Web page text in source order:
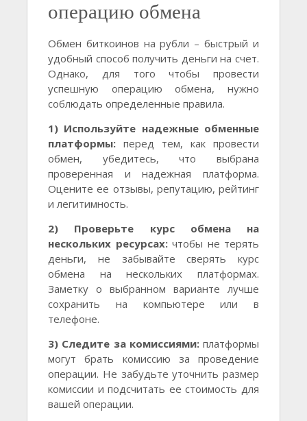
операцию обмена
Обмен биткоинов на рубли – быстрый и
удобный способ получить деньги на счет.
Однако, для того чтобы провести
успешную операцию обмена, нужно
соблюдать определенные правила.
1) Используйте надежные обменные
платформы: перед тем, как провести
обмен, убедитесь, что выбрана
проверенная и надежная платформа.
Оцените ее отзывы, репутацию, рейтинг
и легитимность.
2) Проверьте курс обмена на
нескольких ресурсах:чтобы не терять
деньги, не забывайте сверять курс
обмена на нескольких платформах.
Заметку о выбранном варианте лучше
сохранить на компьютере или в
телефоне.
3) Следите за комиссиями:платформы
могут брать комиссию за проведение
операции. Не забудьте уточнить размер
комиссии и подсчитать ее стоимость для
вашей операции.